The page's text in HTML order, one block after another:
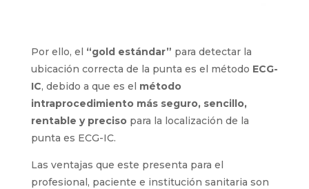
Por ello, el“gold estándar”para detectar la
ubicación correcta de la punta es el método